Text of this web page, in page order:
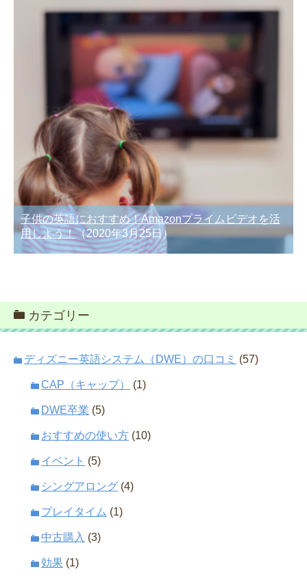
子供の英語におすすめ！Amazonプライムビデオを活
用しよう！（2020年3月25日）
カテゴリー
ディズニー英語システム（DWE）の口コミ (57)
CAP（キャップ） (1)
DWE卒業 (5)
おすすめの使い方 (10)
イベント (5)
シングアロング (4)
プレイタイム (1)
中古購入 (3)
効果 (1)